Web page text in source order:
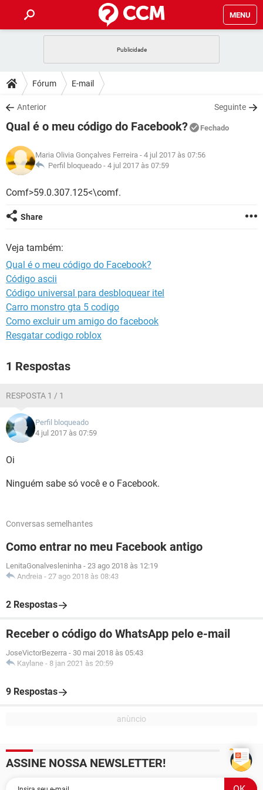
MENU
CELULAR
OUTLOOK
INSTAGRAM GMAIL
GUIA DE COMPRAS
DICAS
JOGOS
INSTAGRAM GMAIL
GUIA DE COMPRAS
DOWNLOADS
JOGOS WHATSAPP
CELULAR
OUTLOOK EXCEL
INSTAGRAM
FÓRUM
JOGOS WHATSAPP
CELULAR
OUTLOOK
INSTAGRAM
GLOSSÁRIO
JOGOS
INSTAGRAM
GUIA DE COMPRAS
Fórum E-mail
Anterior Seguinte
Qual é o meu código do Facebook? Fechado
Maria Olivia Gonçalves Ferreira - 4 jul 2017 às 07:56
Perfil bloqueado - 4 jul 2017 às 07:59
Comf>59.0.307.125<\comf.
Share
Veja também:
Qual é o meu código do Facebook?
Código ascii
Código universal para desbloquear itel
Carro monstro gta 5 codigo
Como excluir um amigo do facebook
Resgatar codigo roblox
1 Respostas
RESPOSTA 1 / 1
Perfil bloqueado
4 jul 2017 às 07:59
Oi
Ninguém sabe só você e o Facebook.
Conversas semelhantes
Como entrar no meu Facebook antigo
LenitaGonalvesleninha - 23 ago 2018 às 12:19
Andreia - 27 ago 2018 às 08:43
2 Respostas
Receber o código do WhatsApp pelo e-mail
JoseVictorBezerra - 30 mai 2018 às 05:43
Kaylane - 8 jan 2021 às 20:59
9 Respostas
ASSINE NOSSA NEWSLETTER!